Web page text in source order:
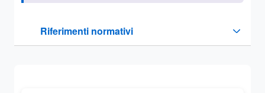
Riferimenti normativi
Sezione compressa